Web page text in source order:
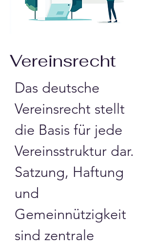
Vereinsrecht
Das deutsche
Vereinsrecht stellt
die Basis für jede
Vereinsstruktur dar.
Satzung, Haftung
und
Gemeinnützigkeit
sind zentrale